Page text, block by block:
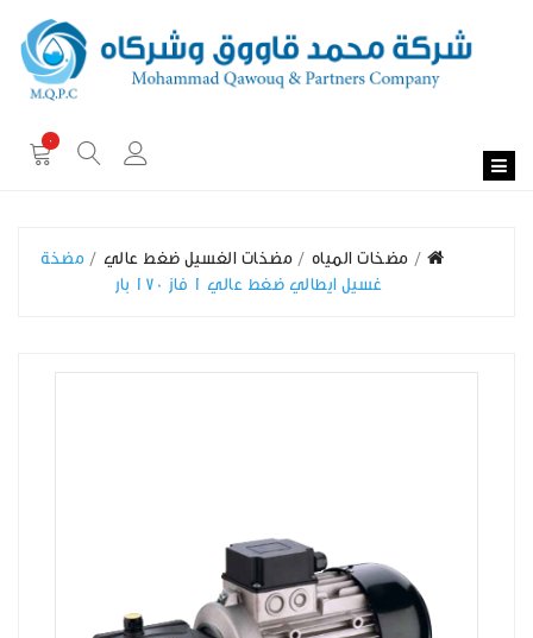
0
مضخات المياه مضخات الغسيل ضغط عالي
مضخة
غسيل ايطالي ضغط عالي 1 فاز 170 بار